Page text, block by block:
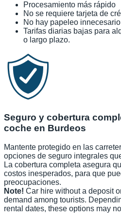
Procesamiento más rápido
No se requiere tarjeta de
No hay papeleo innecesario
Tarifas diarias bajas para
o largo plazo.
Seguro y cobertura
coche en Burdeos
Mantente protegido en las
opciones de seguro integrales
La cobertura completa asegura
costos inesperados, para que
preocupaciones.
Note! Car hire without a deposit
demand among tourists.
rental dates, these options may